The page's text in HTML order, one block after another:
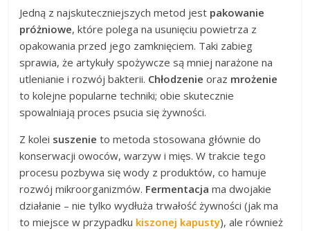
Jedną z najskuteczniejszych metod jest pakowanie
próżniowe, które polega na usunięciu powietrza z
opakowania przed jego zamknięciem. Taki zabieg
sprawia, że artykuły spożywcze są mniej narażone na
utlenianie i rozwój bakterii. Chłodzenie oraz mrożenie
to kolejne popularne techniki; obie skutecznie
spowalniają proces psucia się żywności.
Z kolei suszenie to metoda stosowana głównie do
konserwacji owoców, warzyw i mięs. W trakcie tego
procesu pozbywa się wody z produktów, co hamuje
rozwój mikroorganizmów. Fermentacja ma dwojakie
działanie – nie tylko wydłuża trwałość żywności (jak ma
to miejsce w przypadku kiszonej kapusty), ale również